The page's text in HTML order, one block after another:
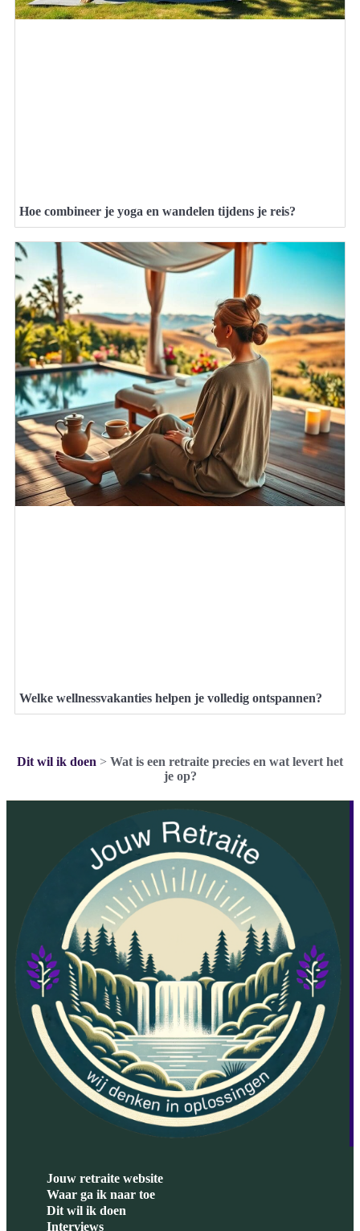
Hoe combineer je yoga en wandelen tijdens je reis?
Welke wellnessvakanties helpen je volledig ontspannen?
Dit wil ik doen > Wat is een retraite precies en wat levert het
je op?
Jouw retraite website
Waar ga ik naar toe
Dit wil ik doen
Interviews